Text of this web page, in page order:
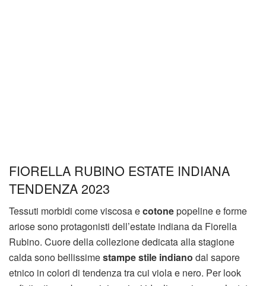
FIORELLA RUBINO ESTATE INDIANA
TENDENZA 2023
Tessuti morbidi come viscosa ecotonepopeline e forme
ariose sono protagonisti dell’estate indiana da Fiorella
Rubino. Cuore della collezione dedicata alla stagione
calda sono bellissimestampe stile indiano dal sapore
etnico in colori di tendenza tra cui viola e nero. Per look